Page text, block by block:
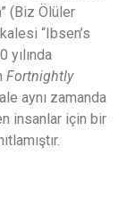
(Biz Ölüler
“Ibsen’s
yılında
Fortnightly
aynı zamanda
insanlar için bir